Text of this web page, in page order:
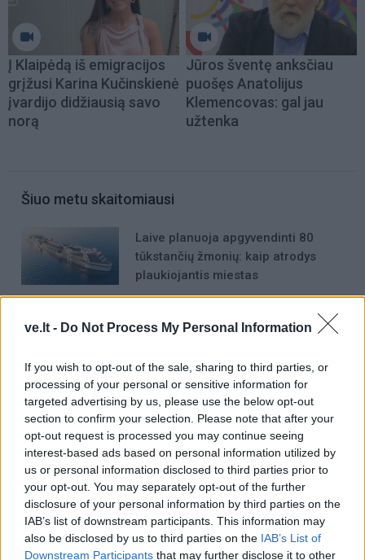
ve.lt - Do Not Process My Personal Information
If you wish to opt-out of the sale, sharing to third parties, or
processing of your personal or sensitive information for
targeted advertising by us, please use the below opt-out
section to confirm your selection. Please note that after your
opt-out request is processed you may continue seeing
interest-based ads based on personal information utilized by
us or personal information disclosed to third parties prior to
your opt-out. You may separately opt-out of the further
disclosure of your personal information by third parties on the
IAB’s list of downstream participants. This information may
also be disclosed by us to third parties on the IAB’s List of
Downstream Participants that may further disclose it to other
Į Klaipėdą iš emigracijos
grįžusi Karina Kučinskienė
įvardijo didžiausią savo
norą
Jūros šventę anksčiau
puošęs Anatolijus
Klemencovas: gal jau
užtenka
Šiuo metu skaitomiausi
Laive planuoja apgyvendinti 80
tūkstančių žmonių: kaip atrodys
plaukiojantis miestas
be chemijos: ką įdėti į vidų
Šiais mėnesiais gimę žmonės yra
patys sėkmingiausi
Raktažodžiai himars JAV